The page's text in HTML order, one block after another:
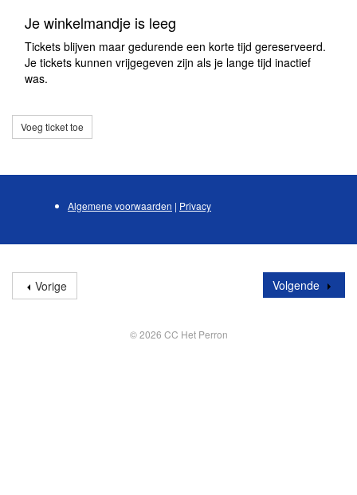
Je winkelmandje is leeg
Tickets blijven maar gedurende een korte tijd gereserveerd.
Je tickets kunnen vrijgegeven zijn als je lange tijd inactief
was.
Voeg ticket toe
Algemene voorwaarden | Privacy
Vorige Volgende
© 2026 CC Het Perron